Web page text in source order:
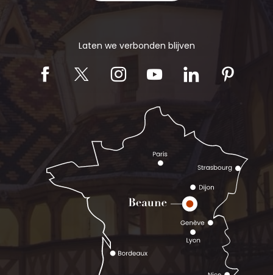
Laten we verbonden blijven